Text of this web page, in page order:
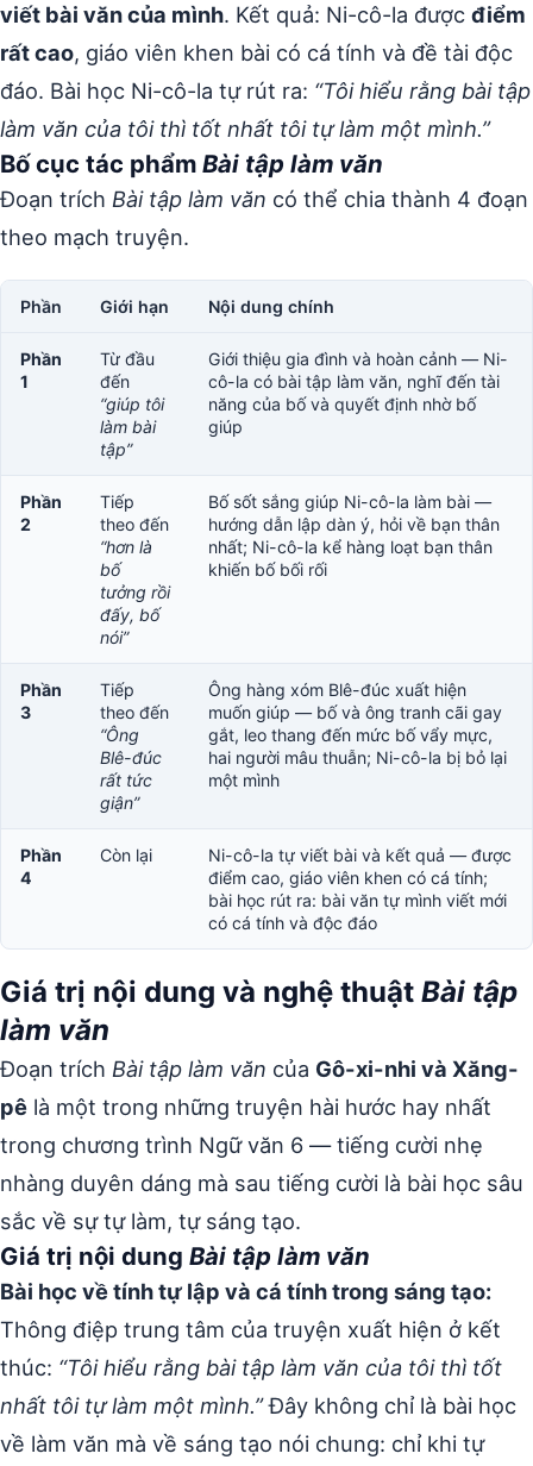
viết bài văn của mình. Kết quả: Ni-cô-la được điểm
rất cao, giáo viên khen bài có cá tính và đề tài độc
đáo. Bài học Ni-cô-la tự rút ra: “Tôi hiểu rằng bài tập
làm văn của tôi thì tốt nhất tôi tự làm một mình.”
Bố cục tác phẩm Bài tập làm văn
Đoạn trích Bài tập làm văn có thể chia thành 4 đoạn
theo mạch truyện.
Phần Giới hạn Nội dung chính
Phần
1
Từ đầu
đến
“giúp tôi
làm bài
tập”
Giới thiệu gia đình và hoàn cảnh — Ni-
cô-la có bài tập làm văn, nghĩ đến tài
năng của bố và quyết định nhờ bố
giúp
Phần
2
Tiếp
theo đến
“hơn là
bố
tưởng rồi
đấy, bố
nói”
Bố sốt sắng giúp Ni-cô-la làm bài —
hướng dẫn lập dàn ý, hỏi về bạn thân
nhất; Ni-cô-la kể hàng loạt bạn thân
khiến bố bối rối
Phần
3
Tiếp
theo đến
“Ông
Blê-đúc
rất tức
giận”
Ông hàng xóm Blê-đúc xuất hiện
muốn giúp — bố và ông tranh cãi gay
gắt, leo thang đến mức bố vẩy mực,
hai người mâu thuẫn; Ni-cô-la bị bỏ lại
một mình
Phần
4
Còn lại
Ni-cô-la tự viết bài và kết quả — được
điểm cao, giáo viên khen có cá tính;
bài học rút ra: bài văn tự mình viết mới
có cá tính và độc đáo
Giá trị nội dung và nghệ thuật Bài tập
làm văn
Đoạn trích Bài tập làm văn của Gô-xi-nhi và Xăng-
pê là một trong những truyện hài hước hay nhất
trong chương trình Ngữ văn 6 — tiếng cười nhẹ
nhàng duyên dáng mà sau tiếng cười là bài học sâu
sắc về sự tự làm, tự sáng tạo.
Giá trị nội dung Bài tập làm văn
Bài học về tính tự lập và cá tính trong sáng tạo:
Thông điệp trung tâm của truyện xuất hiện ở kết
thúc: “Tôi hiểu rằng bài tập làm văn của tôi thì tốt
nhất tôi tự làm một mình.”Đây không chỉ là bài học
về làm văn mà về sáng tạo nói chung: chỉ khi tự